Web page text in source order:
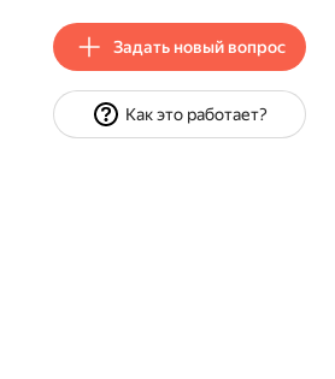
Задать новый вопрос
Как это работает?